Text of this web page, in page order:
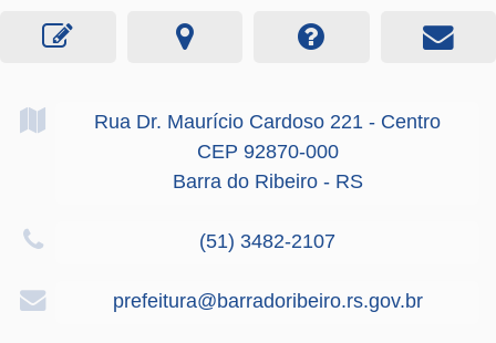
Rua Dr. Maurício Cardoso 221 - Centro
CEP 92870-000
Barra do Ribeiro - RS
(51) 3482-2107
prefeitura@barradoribeiro.rs.gov.br